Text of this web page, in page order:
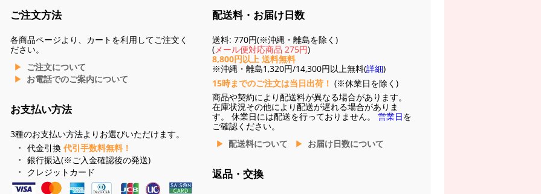
ご注文方法
各商品ページより、カートを利用してご注文く
ださい。
ご注文について
お電話でのご案内について
お支払い方法
3種のお支払い方法よりお選びいただけます。
代金引換 代引手数料無料！
銀行振込(※ご入金確認後の発送)
クレジットカード
配送料・お届け日数
送料: 770円(※沖縄・離島を除く)
(メール便対応商品 275円)
8,800円以上 送料無料
※沖縄・離島1,320円/14,300円以上無料(詳細)
15時までのご注文は当日出荷！ (※休業日を除く)
商品や契約により配送料が異なる場合があります。
在庫状況その他により配送が遅れる場合がありま
す。 休業日には配送を行っておりません。 営業日を
ご確認ください。
配送料について
お届け日数について
返品・交換